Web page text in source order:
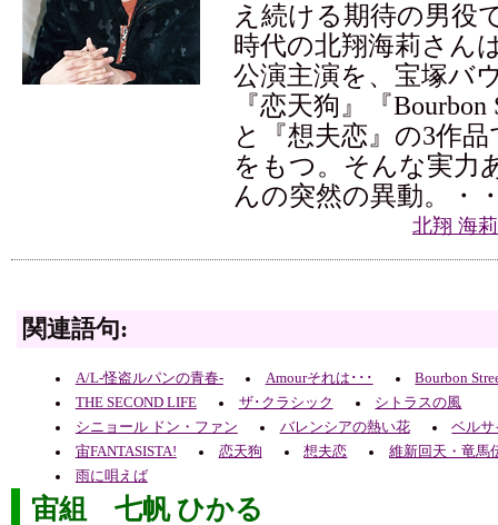
え続ける期待の男
時代の北翔海莉さん
公演主演を、宝塚バ
『恋天狗』『Bourbon
と『想夫恋』の3作
をもつ。そんな実力
んの突然の異動。・
北翔 海
関連語句:
A/L-怪盗ルパンの青春- Amourそれは･･･
Bourbon
THE SECOND LIFE
ザ･クラシック
シトラスの風
シニョール ドン・ファン
バレンシアの熱い花
ベル
宙FANTASISTA!
恋天狗 想夫恋
維新回天・竜馬
雨に唄えば
宙組 七帆 ひかる